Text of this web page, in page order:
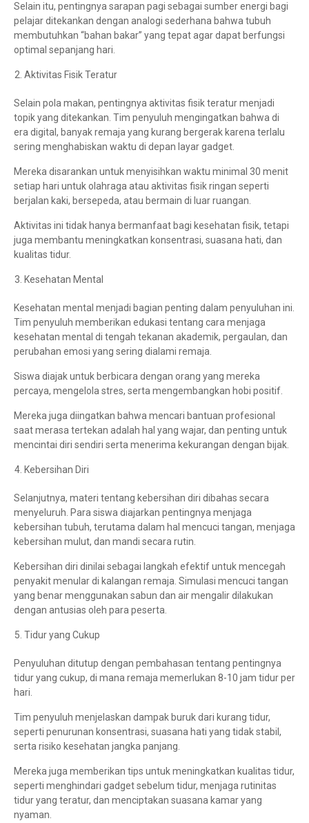
Selain itu, pentingnya sarapan pagi sebagai sumber energi bagi
pelajar ditekankan dengan analogi sederhana bahwa tubuh
membutuhkan “bahan bakar” yang tepat agar dapat berfungsi
optimal sepanjang hari.
Aktivitas Fisik Teratur
Selain pola makan, pentingnya aktivitas fisik teratur menjadi
topik yang ditekankan. Tim penyuluh mengingatkan bahwa di
era digital, banyak remaja yang kurang bergerak karena terlalu
sering menghabiskan waktu di depan layar gadget.
Mereka disarankan untuk menyisihkan waktu minimal 30 menit
setiap hari untuk olahraga atau aktivitas fisik ringan seperti
berjalan kaki, bersepeda, atau bermain di luar ruangan.
Aktivitas ini tidak hanya bermanfaat bagi kesehatan fisik, tetapi
juga membantu meningkatkan konsentrasi, suasana hati, dan
kualitas tidur.
Kesehatan Mental
Kesehatan mental menjadi bagian penting dalam penyuluhan ini.
Tim penyuluh memberikan edukasi tentang cara menjaga
kesehatan mental di tengah tekanan akademik, pergaulan, dan
perubahan emosi yang sering dialami remaja.
Siswa diajak untuk berbicara dengan orang yang mereka
percaya, mengelola stres, serta mengembangkan hobi positif.
Mereka juga diingatkan bahwa mencari bantuan profesional
saat merasa tertekan adalah hal yang wajar, dan penting untuk
mencintai diri sendiri serta menerima kekurangan dengan bijak.
Kebersihan Diri
Selanjutnya, materi tentang kebersihan diri dibahas secara
menyeluruh. Para siswa diajarkan pentingnya menjaga
kebersihan tubuh, terutama dalam hal mencuci tangan, menjaga
kebersihan mulut, dan mandi secara rutin.
Kebersihan diri dinilai sebagai langkah efektif untuk mencegah
penyakit menular di kalangan remaja. Simulasi mencuci tangan
yang benar menggunakan sabun dan air mengalir dilakukan
dengan antusias oleh para peserta.
Tidur yang Cukup
Penyuluhan ditutup dengan pembahasan tentang pentingnya
tidur yang cukup, di mana remaja memerlukan 8-10 jam tidur per
hari.
Tim penyuluh menjelaskan dampak buruk dari kurang tidur,
seperti penurunan konsentrasi, suasana hati yang tidak stabil,
serta risiko kesehatan jangka panjang.
Mereka juga memberikan tips untuk meningkatkan kualitas tidur,
seperti menghindari gadget sebelum tidur, menjaga rutinitas
tidur yang teratur, dan menciptakan suasana kamar yang
nyaman.